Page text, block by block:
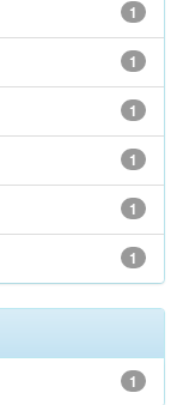
1
1
1
1
1
1
1